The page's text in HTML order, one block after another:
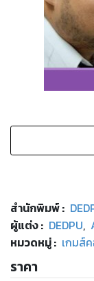
สำนักพิมพ์:
ผู้แต่ง : DEDPU,
หมวดหมู่: เกมส์
ราคา